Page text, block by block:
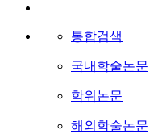
통합검색
국내학술논문
학위논문
해외학술논문